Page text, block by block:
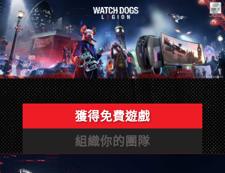
獲得免費遊戲
組織你的團隊